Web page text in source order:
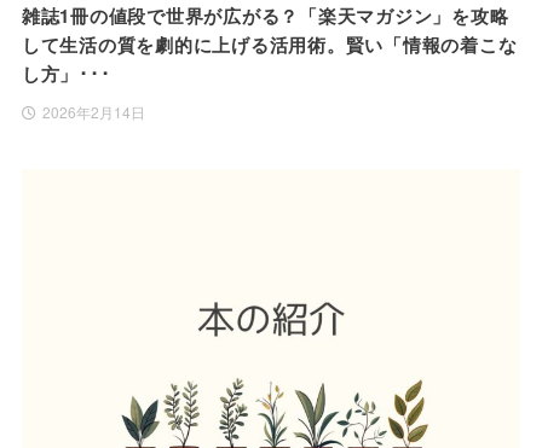
雑誌1冊の値段で世界が広がる？「楽天マガジン」を攻略
して生活の質を劇的に上げる活用術。賢い「情報の着こな
し方」･･･
2026年2月14日